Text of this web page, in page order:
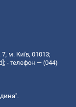
м. Київ, 01013;
; - телефон — (044)